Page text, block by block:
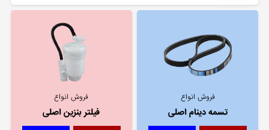
فروش انواع
تسمه دینام اصلی
فروش انواع
فیلتر بنزین اصلی